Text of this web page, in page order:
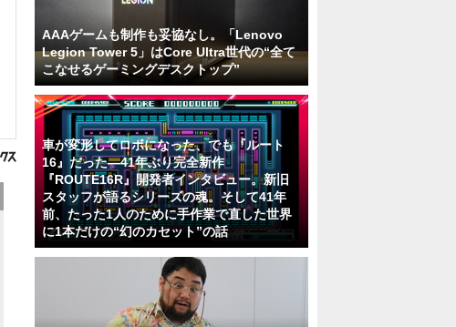
AAAゲームも制作も妥協なし。「Lenovo
Legion Tower 5」はCore Ultra世代の“全て
こなせるゲーミングデスクトップ”
車が変形してロボになった、でも『ルート
16』だった―41年ぶり完全新作
『ROUTE16R』開発者インタビュー。新旧
スタッフが語るシリーズの魂。そして41年
前、たった1人のために手作業で直した世界
に1本だけの“幻のカセット”の話